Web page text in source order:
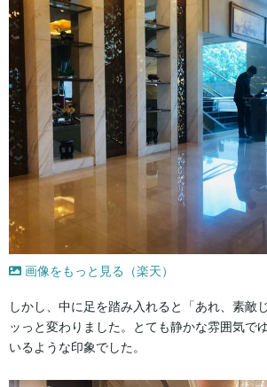
画像をもっと見る（楽天）
しかし、中に足を踏み入れると「あれ、素敵
ッっと変わりました。とても静かな雰囲気で
いるような印象でした。